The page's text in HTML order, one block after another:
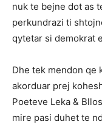
nuk te bejne dot as
perkundrazi ti
qytetar si demokrat
Dhe tek mendon qe
akorduar prej
Poeteve Leka &
mire pasi duhet te